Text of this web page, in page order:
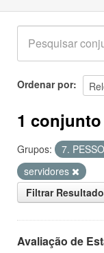
Ordenar por
1
Grupos: 7.
servidores
Filtrar
Avaliação de